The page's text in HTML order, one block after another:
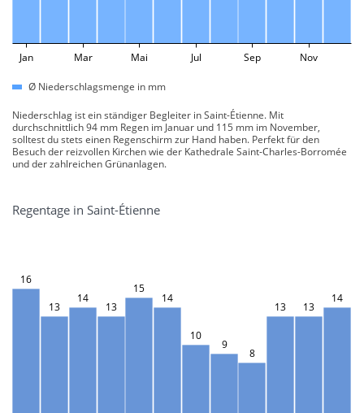
Jan Mar Mai Jul Sep Nov
Ø Niederschlagsmenge in mm
Niederschlag ist ein ständiger Begleiter in Saint-Étienne. Mit
durchschnittlich 94 mm Regen im Januar und 115 mm im November,
solltest du stets einen Regenschirm zur Hand haben. Perfekt für den
Besuch der reizvollen Kirchen wie der Kathedrale Saint-Charles-Borromée
und der zahlreichen Grünanlagen.
Regentage in Saint-Étienne
16
13
14
13
15
14
10
9
8
13 13
14